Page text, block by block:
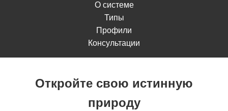
О системе
Типы
Профили
Консультации
Откройте свою истинную
природу